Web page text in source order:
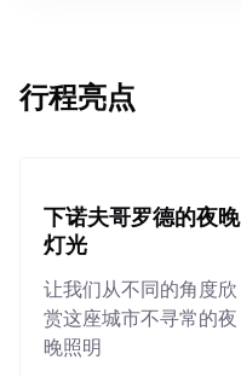
行程亮点
下诺夫哥罗德的夜晚
灯光
让我们从不同的角度欣
赏这座城市不寻常的夜
晚照明